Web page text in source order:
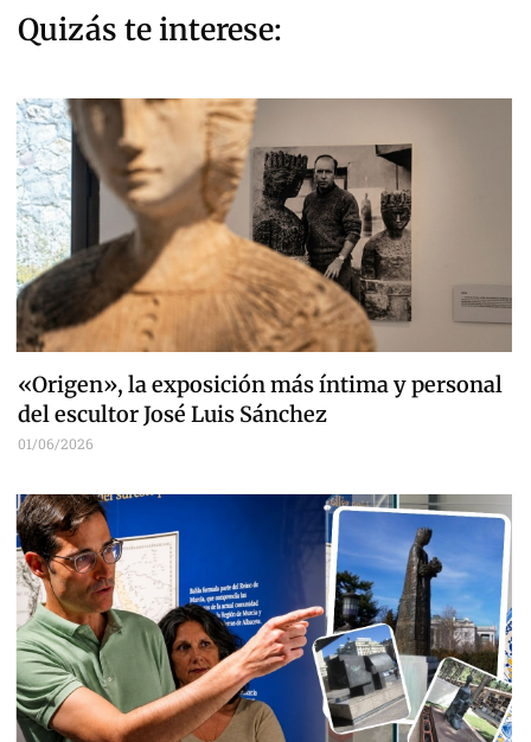
Quizás te interese:
«Origen», la exposición más íntima y personal
del escultor José Luis Sánchez
01/06/2026